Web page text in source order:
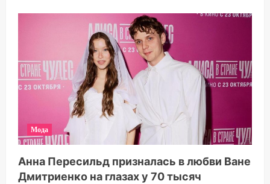
Мода
Анна Пересильд призналась в любви Ване
Дмитриенко на глазах у 70 тысяч